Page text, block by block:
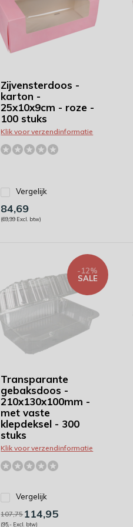
Zijvensterdoos -
karton -
25x10x9cm - roze -
100 stuks
Klik voor verzendinformatie
Vergelijk
84,69
(69,99 Excl. btw)
Transparante
gebaksdoos -
210x130x100mm -
met vaste
klepdeksel - 300
stuks
-12%
SALE
Klik voor verzendinformatie
Vergelijk
107,75114,95
(95,- Excl. btw)